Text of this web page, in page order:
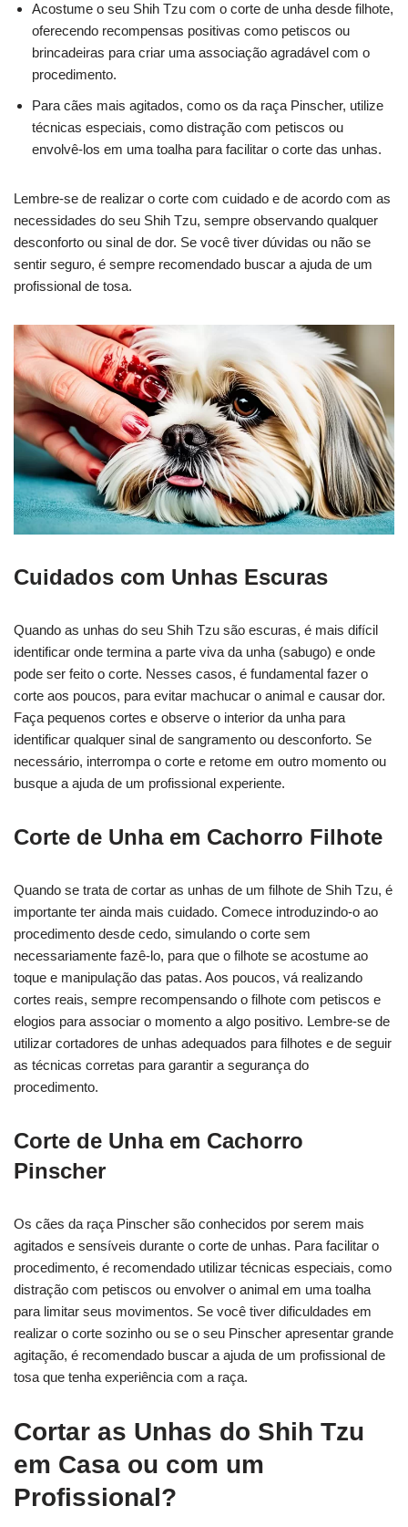
Acostume o seu Shih Tzu com o corte de unha desde filhote,
oferecendo recompensas positivas como petiscos ou
brincadeiras para criar uma associação agradável com o
procedimento.
Para cães mais agitados, como os da raça Pinscher, utilize
técnicas especiais, como distração com petiscos ou
envolvê-los em uma toalha para facilitar o corte das unhas.
Lembre-se de realizar o corte com cuidado e de acordo com as
necessidades do seu Shih Tzu, sempre observando qualquer
desconforto ou sinal de dor. Se você tiver dúvidas ou não se
sentir seguro, é sempre recomendado buscar a ajuda de um
profissional de tosa.
Cuidados com Unhas Escuras
Quando as unhas do seu Shih Tzu são escuras, é mais difícil
identificar onde termina a parte viva da unha (sabugo) e onde
pode ser feito o corte. Nesses casos, é fundamental fazer o
corte aos poucos, para evitar machucar o animal e causar dor.
Faça pequenos cortes e observe o interior da unha para
identificar qualquer sinal de sangramento ou desconforto. Se
necessário, interrompa o corte e retome em outro momento ou
busque a ajuda de um profissional experiente.
Corte de Unha em Cachorro Filhote
Quando se trata de cortar as unhas de um filhote de Shih Tzu, é
importante ter ainda mais cuidado. Comece introduzindo-o ao
procedimento desde cedo, simulando o corte sem
necessariamente fazê-lo, para que o filhote se acostume ao
toque e manipulação das patas. Aos poucos, vá realizando
cortes reais, sempre recompensando o filhote com petiscos e
elogios para associar o momento a algo positivo. Lembre-se de
utilizar cortadores de unhas adequados para filhotes e de seguir
as técnicas corretas para garantir a segurança do
procedimento.
Corte de Unha em Cachorro
Pinscher
Os cães da raça Pinscher são conhecidos por serem mais
agitados e sensíveis durante o corte de unhas. Para facilitar o
procedimento, é recomendado utilizar técnicas especiais, como
distração com petiscos ou envolver o animal em uma toalha
para limitar seus movimentos. Se você tiver dificuldades em
realizar o corte sozinho ou se o seu Pinscher apresentar grande
agitação, é recomendado buscar a ajuda de um profissional de
tosa que tenha experiência com a raça.
Cortar as Unhas do Shih Tzu
em Casa ou com um
Profissional?